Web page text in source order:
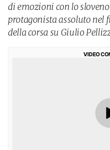
di emozioni con lo
protagonista assoluto nel
della corsa su Giulio
VIDEO